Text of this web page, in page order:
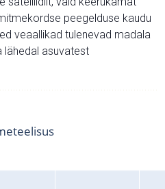
peegelduse kaudu
veaallikad tulenevad madala
lähedal asuvatest